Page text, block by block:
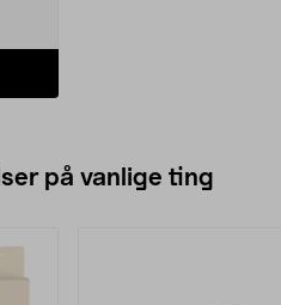
på vanlige ting